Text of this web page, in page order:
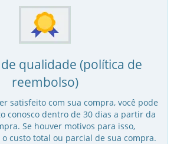
qualidade (política de
reembolso)
satisfeito com sua compra, você pode
conosco dentro de 30 dias a partir da
Se houver motivos para isso,
custo total ou parcial de sua compra.